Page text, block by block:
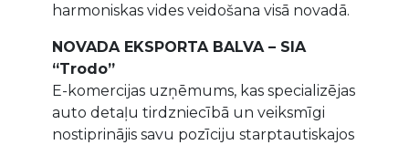
harmoniskas vides veidošana visā novadā.
NOVADA EKSPORTA BALVA – SIA
“Trodo”
E-komercijas uzņēmums, kas specializējas
auto detaļu tirdzniecībā un veiksmīgi
nostiprinājis savu pozīciju starptautiskajos